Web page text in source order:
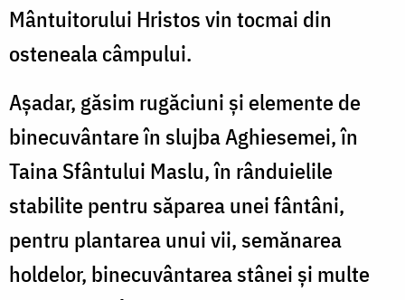
Mântuitorului Hristos vin tocmai din
osteneala câmpului.
Aşadar, găsim rugăciuni şi elemente de
binecuvântare în slujba Aghiesemei, în
Taina Sfântului Maslu, în rânduielile
stabilite pentru săparea unei fântâni,
pentru plantarea unui vii, semănarea
holdelor, binecuvântarea stânei şi multe